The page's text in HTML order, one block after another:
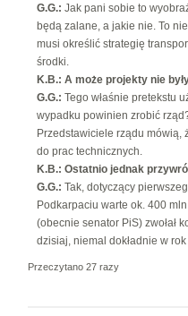
G.G.: Jak pani sobie to
będą zalane, a jakie nie. To
musi określić strategię
środki.
K.B.: A może projekty nie
G.G.: Tego właśnie pretekstu
wypadku powinien zrobić
Przedstawiciele rządu mówią,
do prac technicznych.
K.B.: Ostatnio jednak
G.G.: Tak, dotyczący
Podkarpaciu warte ok. 400
(obecnie senator PiS) zwołał
dzisiaj, niemal dokładnie w
Przeczytano 27 razy